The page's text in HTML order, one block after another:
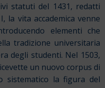
statuti del 1431, redatti
la vita accademica venne
elementi che
tradizione universitaria
degli studenti. Nel 1503,
un nuovo corpus di
sistematico la figura del